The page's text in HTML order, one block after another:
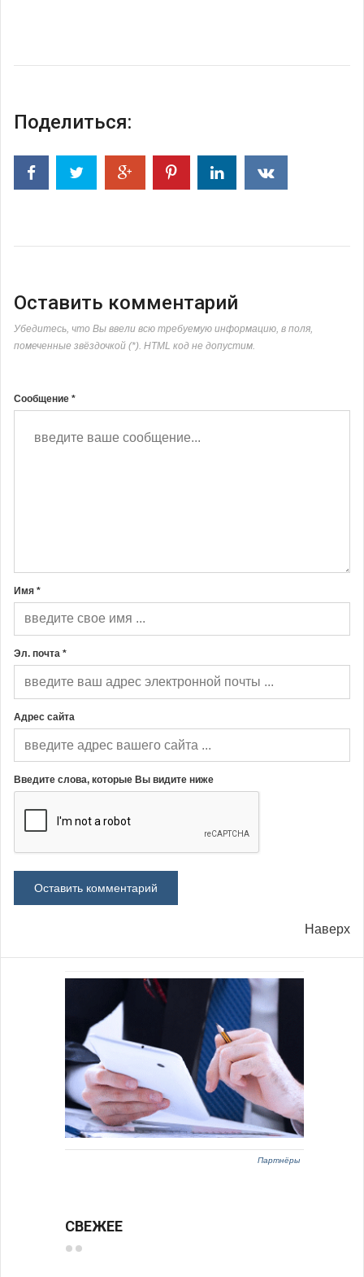
Поделиться:
Оставить комментарий
Убедитесь, что Вы ввели всю требуемую информацию, в поля,
помеченные звёздочкой (*). HTML код не допустим.
Сообщение *
Имя *
Эл. почта *
Адрес сайта
Введите слова, которые Вы видите ниже
Наверх
Партнёры
СВЕЖЕЕ